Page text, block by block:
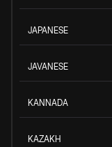
JAPANESE
JAVANESE
KANNADA
KAZAKH